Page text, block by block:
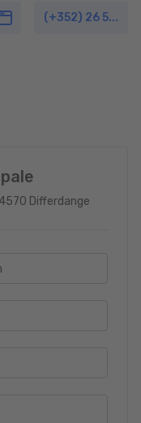
(+352) 26 5...
Differdange